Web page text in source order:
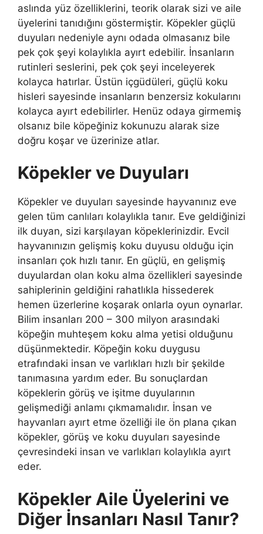
aslında yüz özelliklerini, teorik olarak sizi ve aile
üyelerini tanıdığını göstermiştir. Köpekler güçlü
duyuları nedeniyle aynı odada olmasanız bile
pek çok şeyi kolaylıkla ayırt edebilir. İnsanların
rutinleri seslerini, pek çok şeyi inceleyerek
kolayca hatırlar. Üstün içgüdüleri, güçlü koku
hisleri sayesinde insanların benzersiz kokularını
kolayca ayırt edebilirler. Henüz odaya girmemiş
olsanız bile köpeğiniz kokunuzu alarak size
doğru koşar ve üzerinize atlar.
Köpekler ve Duyuları
Köpekler ve duyuları sayesinde hayvanınız eve
gelen tüm canlıları kolaylıkla tanır. Eve geldiğinizi
ilk duyan, sizi karşılayan köpeklerinizdir. Evcil
hayvanınızın gelişmiş koku duyusu olduğu için
insanları çok hızlı tanır. En güçlü, en gelişmiş
duyulardan olan koku alma özellikleri sayesinde
sahiplerinin geldiğini rahatlıkla hissederek
hemen üzerlerine koşarak onlarla oyun oynarlar.
Bilim insanları 200 – 300 milyon arasındaki
köpeğin muhteşem koku alma yetisi olduğunu
düşünmektedir. Köpeğin koku duygusu
etrafındaki insan ve varlıkları hızlı bir şekilde
tanımasına yardım eder. Bu sonuçlardan
köpeklerin görüş ve işitme duyularının
gelişmediği anlamı çıkmamalıdır. İnsan ve
hayvanları ayırt etme özelliği ile ön plana çıkan
köpekler, görüş ve koku duyuları sayesinde
çevresindeki insan ve varlıkları kolaylıkla ayırt
eder.
Köpekler Aile Üyelerini ve
Diğer İnsanları Nasıl Tanır?